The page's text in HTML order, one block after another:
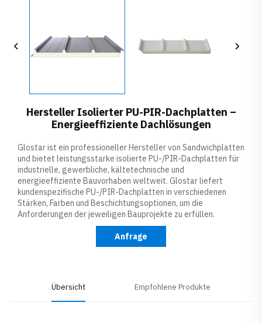
Hersteller Isolierter PU-PIR-Dachplatten –
Energieeffiziente Dachlösungen
Glostar ist ein professioneller Hersteller von Sandwichplatten
und bietet leistungsstarke isolierte PU-/PIR-Dachplatten für
industrielle, gewerbliche, kältetechnische und
energieeffiziente Bauvorhaben weltweit. Glostar liefert
kundenspezifische PU-/PIR-Dachplatten in verschiedenen
Stärken, Farben und Beschichtungsoptionen, um die
Anforderungen der jeweiligen Bauprojekte zu erfüllen.
Anfrage
Übersicht Empfohlene Produkte